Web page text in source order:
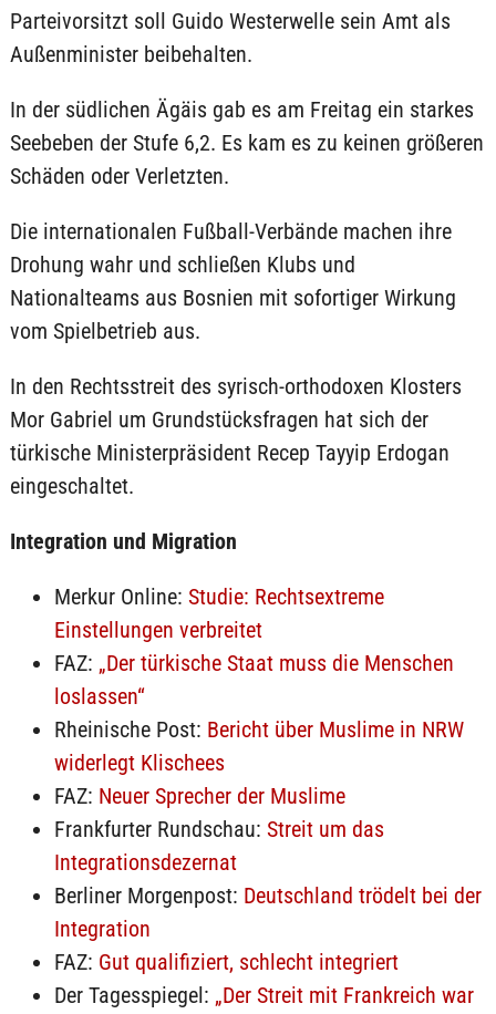
Parteivorsitzt soll Guido Westerwelle sein Amt als
Außenminister beibehalten.
In der südlichen Ägäis gab es am Freitag ein starkes
Seebeben der Stufe 6,2. Es kam es zu keinen größeren
Schäden oder Verletzten.
Die internationalen Fußball-Verbände machen ihre
Drohung wahr und schließen Klubs und
Nationalteams aus Bosnien mit sofortiger Wirkung
vom Spielbetrieb aus.
In den Rechtsstreit des syrisch-orthodoxen Klosters
Mor Gabriel um Grundstücksfragen hat sich der
türkische Ministerpräsident Recep Tayyip Erdogan
eingeschaltet.
Integration und Migration
Merkur Online: Studie: Rechtsextreme
Einstellungen verbreitet
FAZ: „Der türkische Staat muss die Menschen
loslassen“
Rheinische Post: Bericht über Muslime in NRW
widerlegt Klischees
FAZ: Neuer Sprecher der Muslime
Frankfurter Rundschau: Streit um das
Integrationsdezernat
Berliner Morgenpost: Deutschland trödelt bei der
Integration
FAZ: Gut qualifiziert, schlecht integriert
Der Tagesspiegel: „Der Streit mit Frankreich war